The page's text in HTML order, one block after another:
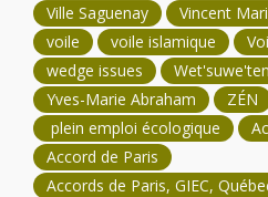
Ville Saguenay
Vincent
voile
voile islamique
wedge issues
Wet'suwe'ten
Yves-Marie Abraham
ZÉN
plein emploi écologique
Accord de Paris
Accords de Paris, GIEC,